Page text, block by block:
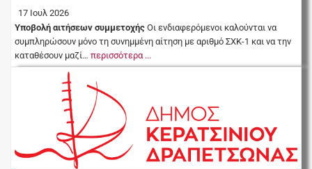
17 Ιουλ 2026
Υποβολή αιτήσεων συμμετοχής Οι ενδιαφερόμενοι καλούνται να
συμπληρώσουν μόνο τη συνημμένη αίτηση με αριθμό ΣΧΚ-1 και να την
καταθέσουν μαζί… περισσότερα ...